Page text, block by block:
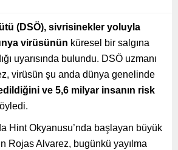
(DSÖ), sivrisinekler yoluyla
virüsünün küresel bir salgına
uyarısında bulundu. DSÖ uzmanı
virüsün şu anda dünya genelinde
ğini ve 5,6 milyar insanın risk
Hint Okyanusu’nda başlayan büyük
Rojas Alvarez, bugünkü yayılma